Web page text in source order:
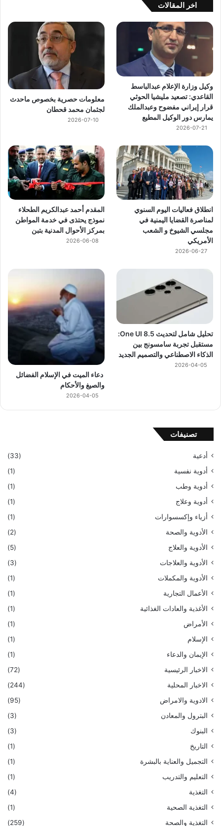
اخر المقالات
وكيل وزارة الإعلام عبدالباسط
القاعدي: تصعيد مليشيا الحوثي
قرار إيراني مفضوح وعبدالملك
يمارس دور الوكيل المطيع
2026-07-21
معلومات حصرية بخصوص ماحدث
لجثمان محمد قحطان
2026-07-10
انطلاق فعاليات اليوم السنوي
لمناصرة القضايا اليمنية في
مجلسي الشيوخ و الشعب
الأمريكي
2026-06-27
المقدم أحمد عبدالكريم الطحلاء
نموذج يحتذى في خدمة المواطن
بمركز الأحوال المدنية بتبن
2026-06-08
تحليل شامل لتحديث One UI 8.5:
مستقبل تجربة سامسونج بين
الذكاء الاصطناعي والتصميم الجديد
2026-04-05
دعاء الميت في الإسلام الفضائل
والصيغ والأحكام
2026-04-05
تصنيفات
أدعية
(33)
أدوية نفسية
(1)
أدوية وطب
(1)
أدوية وعلاج
(1)
أزياء وإكسسوارات
(1)
الأدوية والصحة
(2)
الأدوية والعلاج
(5)
الأدوية والعلاجات
(3)
الأدوية والمكملات
(1)
الأعمال التجارية
(1)
الأغذية والعادات الغذائية
(1)
الأمراض
(1)
الإسلام
(1)
الإيمان والدعاء
(1)
الاخبار الرئيسية
(72)
الاخبار المحلية
(244)
الادوية والامراض
(95)
البترول والمعادن
(3)
البنوك
(3)
التاريخ
(1)
التجميل والعناية بالبشرة
(1)
التعليم والتدريب
(1)
التغذية
(4)
التغذية الصحية
(1)
التغذية والصحة
(259)